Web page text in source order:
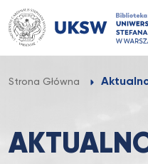
Przejdź
do
treści
Strona Główna